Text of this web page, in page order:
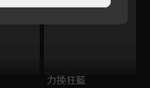
力挽狂籃